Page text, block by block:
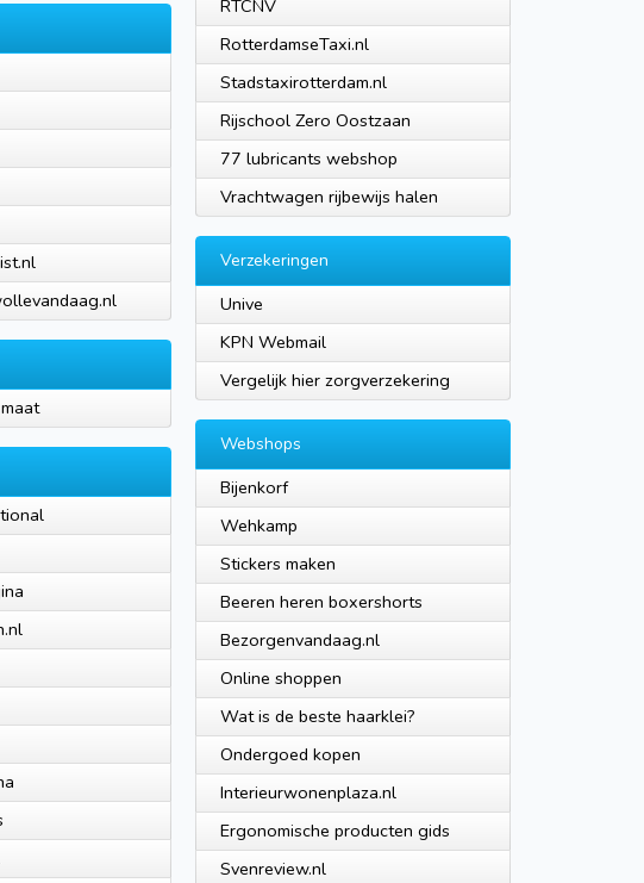
RTCNV
RotterdamseTaxi.nl
Stadstaxirotterdam.nl
Rijschool Zero Oostzaan
77 lubricants webshop
Vrachtwagen rijbewijs halen
Verzekeringen
Unive
KPN Webmail
Vergelijk hier zorgverzekering
Webshops
Bijenkorf
Wehkamp
Stickers maken
Beeren heren boxershorts
Bezorgenvandaag.nl
Online shoppen
Wat is de beste haarklei?
Ondergoed kopen
Interieurwonenplaza.nl
Ergonomische producten gids
Svenreview.nl